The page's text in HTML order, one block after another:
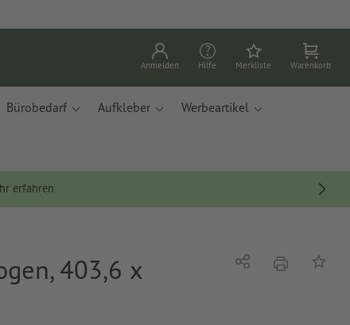
Anmelden Hilfe Merkliste Warenkorb
Bürobedarf Aufkleber Werbeartikel
erfahren
403,6 x
Teilen DruckenAuf